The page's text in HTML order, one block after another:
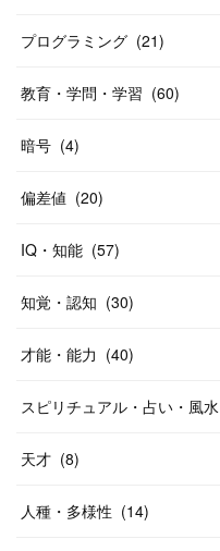
プログラミング (21)
教育・学問・学習 (60)
暗号 (4)
偏差値 (20)
IQ・知能 (57)
知覚・認知 (30)
才能・能力 (40)
スピリチュアル・占い・風水
天才 (8)
人種・多様性 (14)